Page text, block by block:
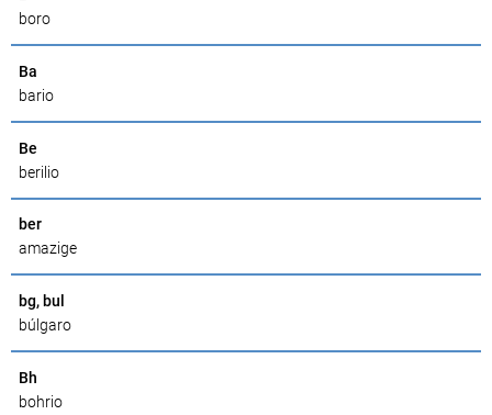
boro
Ba
bario
Be
berilio
ber
amazige
bg, bul
búlgaro
Bh
bohrio